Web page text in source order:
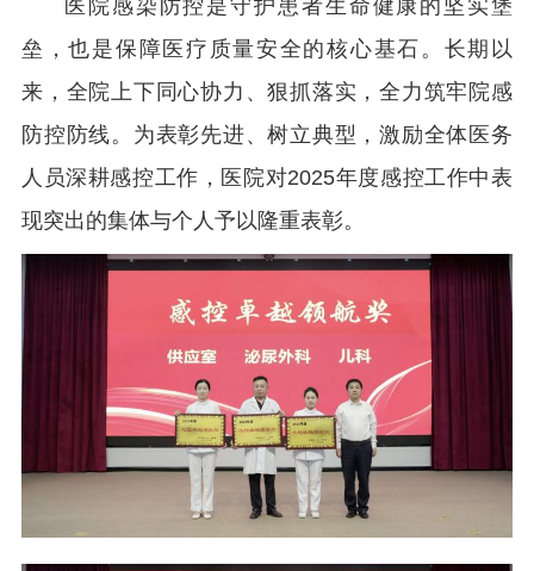
医院感染防控是守护患者生命健康的坚实堡
垒，也是保障医疗质量安全的核心基石。长期以
来，全院上下同心协力、狠抓落实，全力筑牢院感
防控防线。为表彰先进、树立典型，激励全体医务
人员深耕感控工作，医院对2025年度感控工作中表
现突出的集体与个人予以隆重表彰。